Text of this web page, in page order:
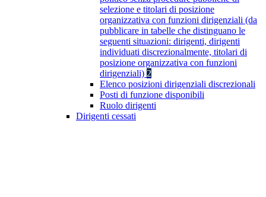
selezione e titolari di posizione
organizzativa con funzioni dirigenziali (da
pubblicare in tabelle che distinguano le
seguenti situazioni: dirigenti, dirigenti
individuati discrezionalmente, titolari di
posizione organizzativa con funzioni
dirigenziali) 2
Elenco posizioni dirigenziali discrezionali
Posti di funzione disponibili
Ruolo dirigenti
Dirigenti cessati